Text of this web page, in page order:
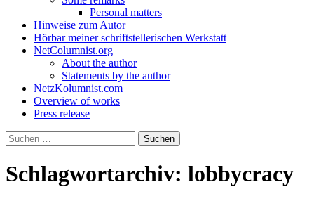
Personal matters
Hinweise zum Autor
Hörbar meiner schriftstellerischen Werkstatt
NetColumnist.org
About the author
Statements by the author
NetzKolumnist.com
Overview of works
Press release
Suchen
nach:
Schlagwortarchiv: lobbycracy